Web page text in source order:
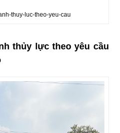
thuy-luc-theo-yeu-cau
thủy lực theo yêu cầu